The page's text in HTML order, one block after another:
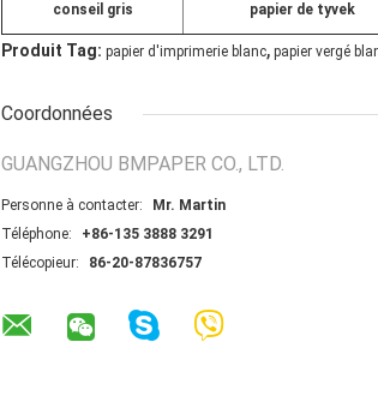
conseil gris papier de tyvek
Produit Tag: papier d'imprimerie blanc, papier vergé
Coordonnées
GUANGZHOU BMPAPER CO., LTD.
Personne à contacter:
Mr. Martin
Téléphone:
+86-135 3888 3291
Télécopieur:
86-20-87836757